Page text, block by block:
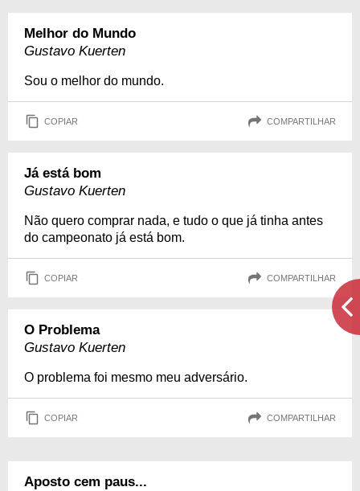
Melhor do Mundo
Gustavo Kuerten
Sou o melhor do mundo.
COPIAR COMPARTILHAR
Já está bom
Gustavo Kuerten
Não quero comprar nada, e tudo o que já tinha antes
do campeonato já está bom.
COPIAR COMPARTILHAR
O Problema
Gustavo Kuerten
O problema foi mesmo meu adversário.
COPIAR COMPARTILHAR
Aposto cem paus...